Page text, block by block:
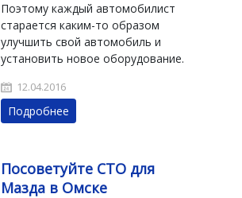
Поэтому каждый автомобилист
старается каким-то образом
улучшить свой автомобиль и
установить новое оборудование.
12.04.2016
Подробнее
Посоветуйте СТО для
Мазда в Омске